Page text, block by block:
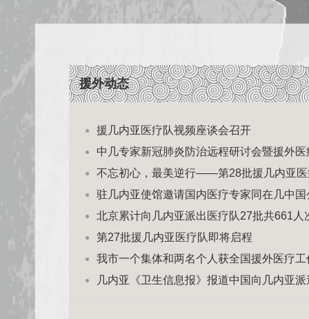
援外动态
援几内亚医疗队视频座谈会召开
中几专家新冠肺炎防治远程研讨会暨援外
不忘初心，最美逆行——第28批援几内亚医
驻几内亚使馆邀请国内医疗专家同在几中
北京累计向几内亚派出医疗队27批共661人
第27批援几内亚医疗队即将启程
我市一个集体和两名个人获全国援外医疗
几内亚《卫生信息报》报道中国向几内亚